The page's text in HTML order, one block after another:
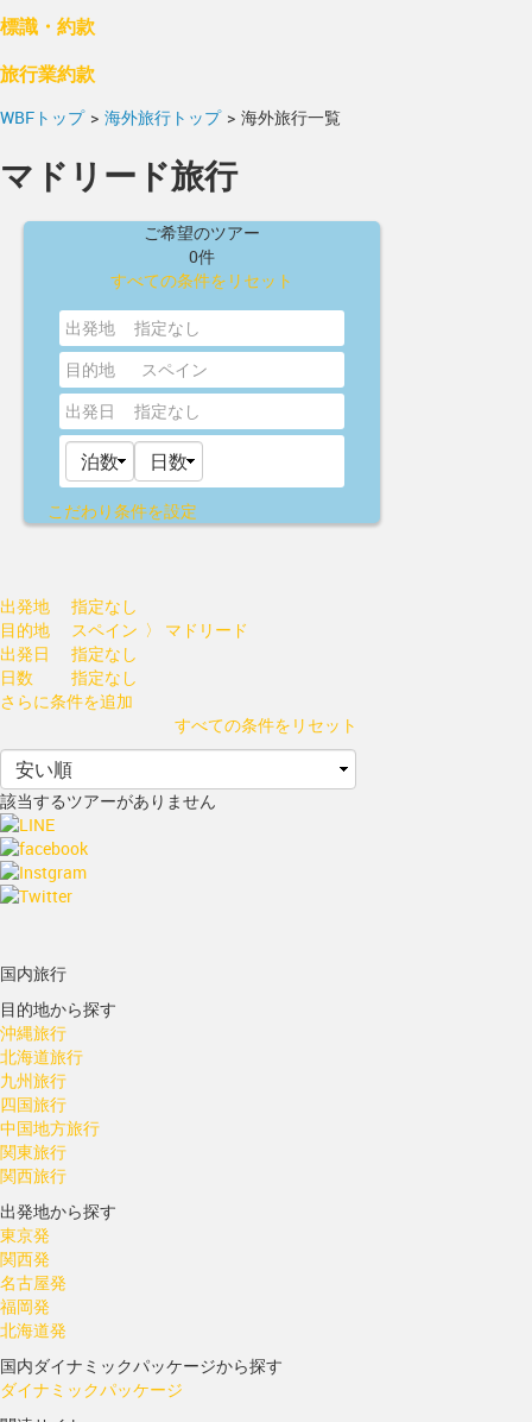
標識・約款
旅行業約款
WBFトップ > 海外旅行トップ > 海外旅行一覧
マドリード旅行
ご希望のツアー
0件
すべての条件をリセット
出発地
指定なし
目的地
スペイン
出発日
指定なし
こだわり条件を設定
出発地
指定なし
目的地
スペイン 〉 マドリード
出発日
指定なし
日数
指定なし
さらに条件を追加
すべての条件をリセット
該当するツアーがありません
国内旅行
目的地から探す
沖縄旅行
北海道旅行
九州旅行
四国旅行
中国地方旅行
関東旅行
関西旅行
出発地から探す
東京発
関西発
名古屋発
福岡発
北海道発
国内ダイナミックパッケージから探す
ダイナミックパッケージ